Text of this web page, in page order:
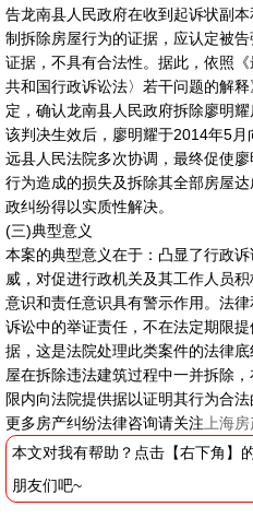
告龙南县人民政府在收到起诉状副
制拆除房屋行为的证据，应认定被
证据，不具有合法性。据此，依照
共和国行政诉讼法〉若干问题的解
定，确认龙南县人民政府拆除廖明耀
该判决生效后，廖明耀于2014年5
远县人民法院多次协调，最终促使
行为造成的损失及拆除其全部房屋
政纠纷得以实质性解决。
(三)典型意义
本案的典型意义在于：凸显了行政
威，对促进行政机关及其工作人员
意识和责任意识具有警示作用。法
诉讼中的举证责任，不在法定期限
据，这是法院处理此类案件的法律
屋在拆除违法建筑过程中一并拆除
限内向法院提供据以证明其行为合
更多房产纠纷法律咨询请关注 上海
本文对我有帮助？点击【右下角】
朋友们吧~